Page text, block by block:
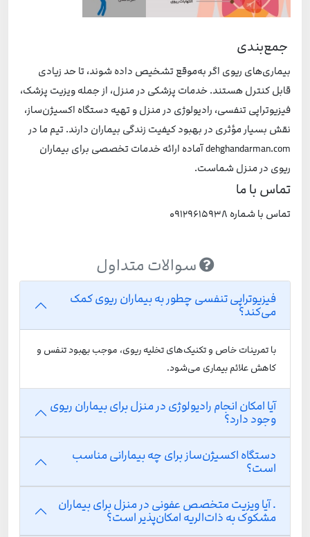
جمع‌بندی
بیماری‌های ریوی اگر به‌موقع تشخیص داده شوند، تا حد زیادی
قابل کنترل هستند. خدمات پزشکی در منزل، از جمله ویزیت پزشک،
فیزیوتراپی تنفسی، رادیولوژی در منزل و تهیه دستگاه اکسیژن‌ساز،
نقش بسیار مؤثری در بهبود کیفیت زندگی بیماران دارند. تیم ما در
dehghandarman.com آماده ارائه خدمات تخصصی برای بیماران
ریوی در منزل شماست.
تماس با ما
تماس با شماره 09129615938
سوالات متداول
فیزیوتراپی تنفسی چطور به بیماران ریوی کمک
می‌کند؟
با تمرینات خاص و تکنیک‌های تخلیه ریوی، موجب بهبود تنفس و
کاهش علائم بیماری می‌شود.
آیا امکان انجام رادیولوژی در منزل برای بیماران ریوی
وجود دارد؟
دستگاه اکسیژن‌ساز برای چه بیمارانی مناسب
است؟
. آیا ویزیت متخصص عفونی در منزل برای بیماران
مشکوک به ذات‌الریه امکان‌پذیر است؟